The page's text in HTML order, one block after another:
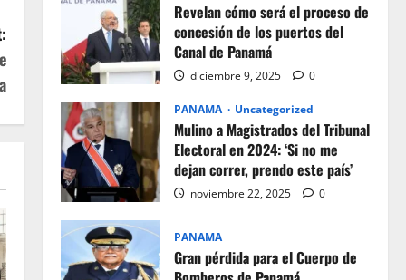
Revelan cómo será el proceso de
concesión de los puertos del
Canal de Panamá
diciembre 9, 2025 0
PANAMA Uncategorized
Mulino a Magistrados del Tribunal
Electoral en 2024: ‘Si no me
dejan correr, prendo este país’
noviembre 22, 2025 0
PANAMA
Gran pérdida para el Cuerpo de